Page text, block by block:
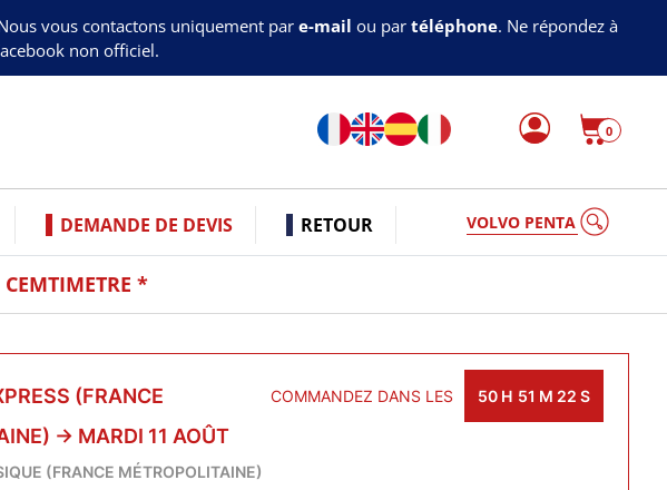
vous contactons uniquement par e-mail ou par téléphone. Ne répondez à
non officiel.
0
DEMANDE DE DEVIS RETOUR VO
*
(FRANCE
→ MARDI 11 AOÛT
(FRANCE MÉTROPOLITAINE)
COMMANDEZ DANS LES 50 H 51 M 21 S